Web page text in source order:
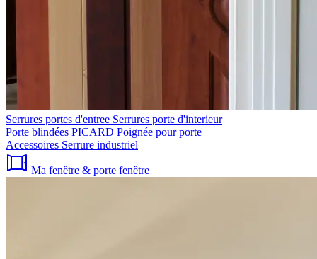
Serrures portes d'entree Serrures porte d'interieur
Porte blindées PICARD Poignée pour porte
Accessoires Serrure industriel
Ma fenêtre & porte fenêtre